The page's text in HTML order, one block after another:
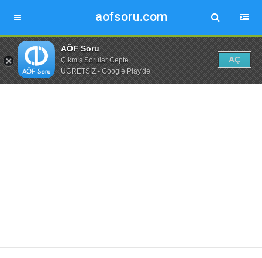
aofsoru.com
AÖF Soru
Çıkmış Sorular Cepte
ÜCRETSİZ - Google Play'de
AÇ